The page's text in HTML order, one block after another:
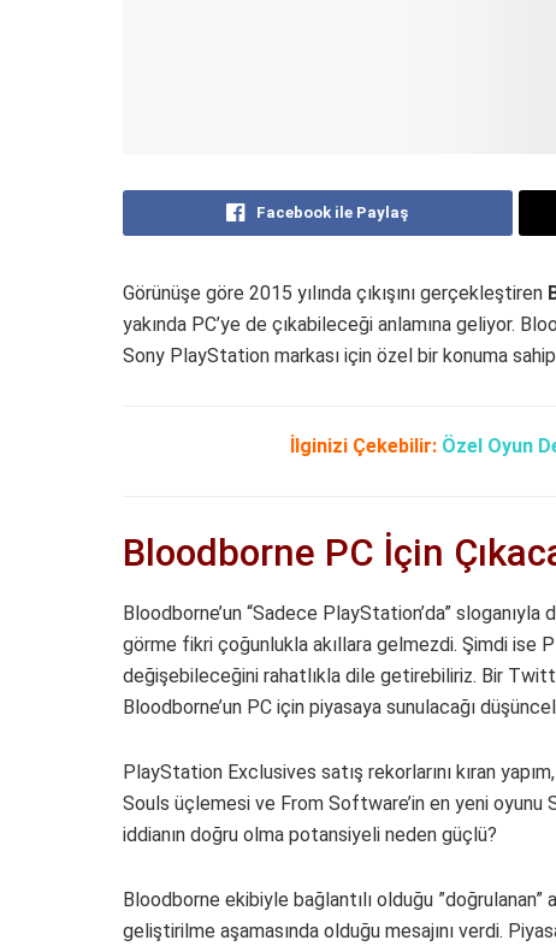
Facebook ile Paylaş
Görünüşe göre 2015 yılında çıkışını gerçekleştiren
yakında PC’ye de çıkabileceği anlamına geliyor.
Sony PlayStation markası için özel bir konuma
İlginizi Çekebilir: Özel Oyun
Bloodborne PC İçin
Bloodborne’un “Sadece PlayStation’da”
görme fikri çoğunlukla akıllara gelmezdi. Şimdi ise
değişebileceğini rahatlıkla dile getirebiliriz. Bir
Bloodborne’un PC için piyasaya sunulacağı
PlayStation Exclusives satış rekorlarını kıran
Souls üçlemesi ve From Software’in en yeni
iddianın doğru olma potansiyeli neden güçlü?
Bloodborne ekibiyle bağlantılı olduğu ”doğrulanan”
geliştirilme aşamasında olduğu mesajını verdi.